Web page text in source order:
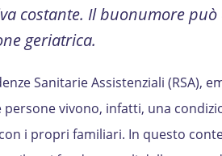
costante. Il buonumore
geriatrica.
Sanitarie Assistenziali (RSA),
vivono, infatti, una
i propri familiari. In questo